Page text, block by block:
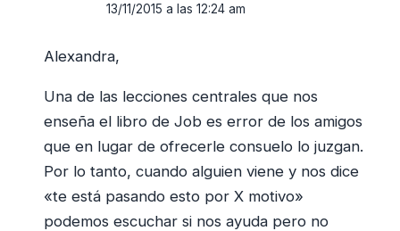
13/11/2015 a las 12:24 am
Alexandra,
Una de las lecciones centrales que nos
enseña el libro de Job es error de los amigos
que en lugar de ofrecerle consuelo lo juzgan.
Por lo tanto, cuando alguien viene y nos dice
«te está pasando esto por X motivo»
podemos escuchar si nos ayuda pero no